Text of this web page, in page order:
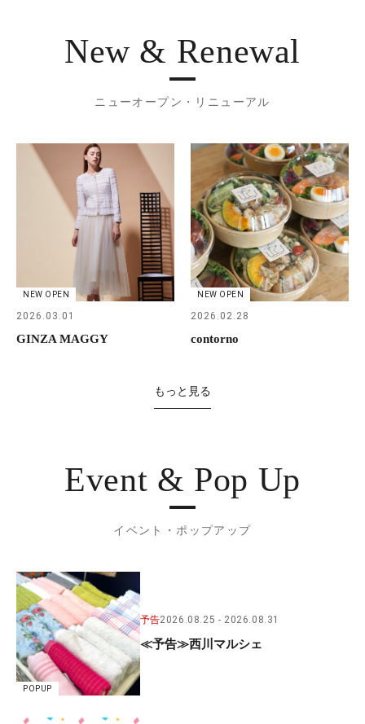
New & Renewal
ニューオープン・リニューアル
NEW OPEN
2026.03.01
GINZA MAGGY
NEW OPEN
2026.02.28
contorno
もっと見る
Event & Pop Up
イベント・ポップアップ
POPUP
予告2026.08.25 2026.08.31
≪予告≫西川マルシェ